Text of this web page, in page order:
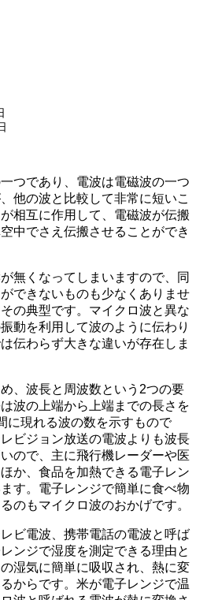
つであり、電波は電磁波の一つ
他の波と比較して非常に短いこ
相互に作用して、電磁波が伝搬
中でさえ伝搬させることができ
無くなってしまいますので、同
できないものも少なくありませ
の典型です。マイクロ波と異な
動を利用して波のように伝わり
伝わらず大きな違いが存在しま
、波長と周波数という2つの要
波の上端から上端までの長さを
に現れる波の数を示すもので
ビジョン放送の電波よりも波長
ので、主に飛行機レーダーや医
か、食品を加熱できる電子レン
す。電子レンジで簡単に食べ物
のもマイクロ波のおかげです。
ビ電波、携帯電話の電波と呼ば
ンジで湿度を測定できる理由と
湿気に簡単に吸収され、熱に変
からです。米が電子レンジで温